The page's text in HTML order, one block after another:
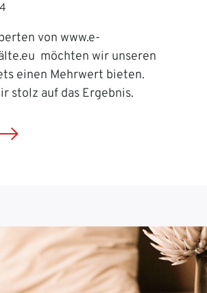
von www.e-
möchten wir unseren
einen Mehrwert bieten.
stolz auf das Ergebnis.